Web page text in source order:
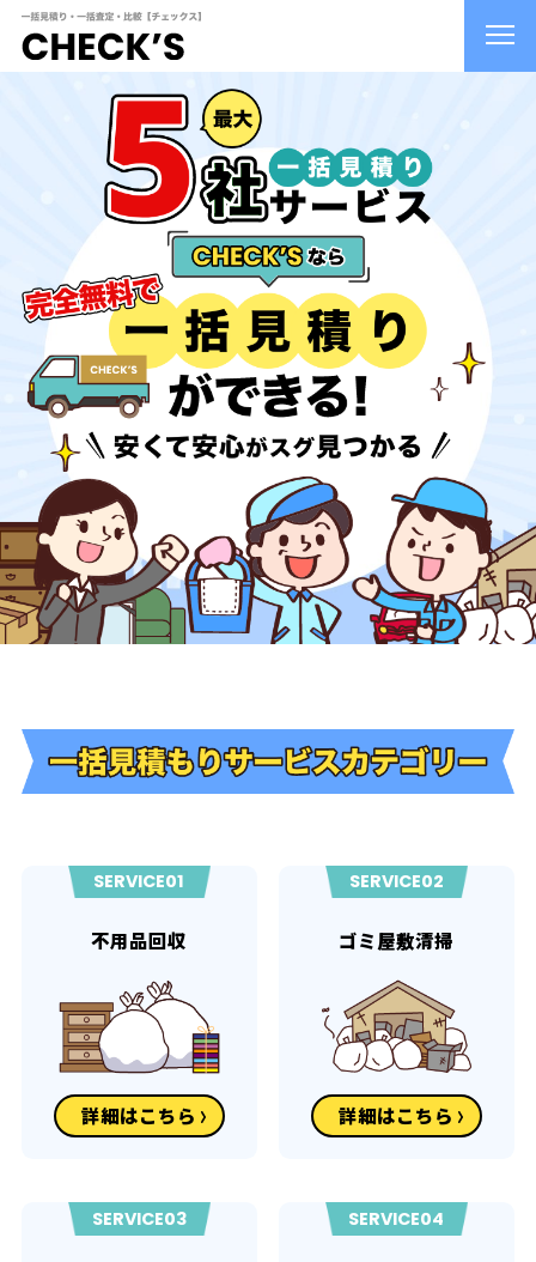
SERVICE01
不用品回収
詳細はこちら
SERVICE02
ゴミ屋敷清掃
詳細はこちら
SERVICE03 SERVICE04